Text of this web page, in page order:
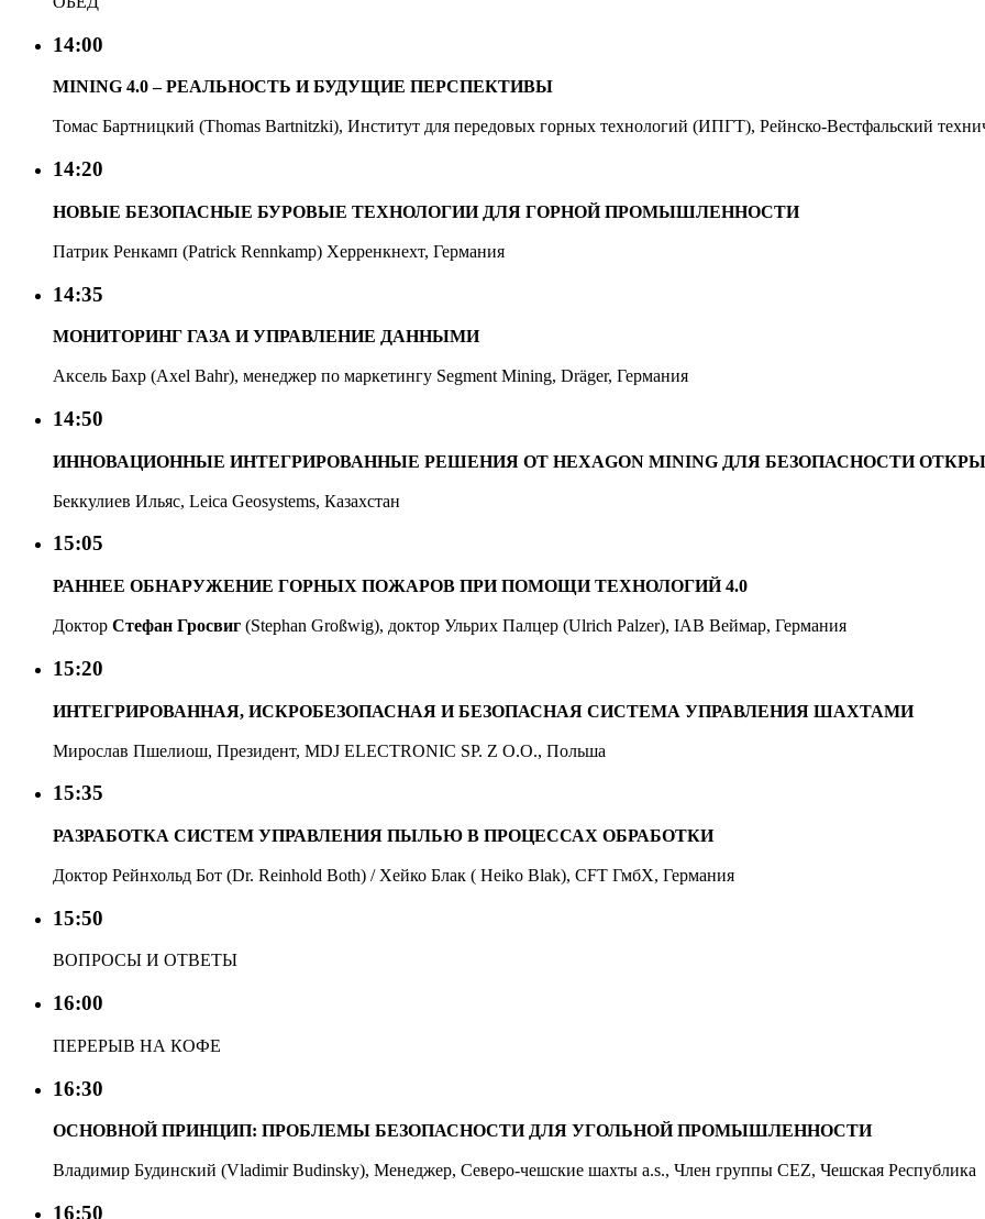
14:00
MINING 4.0 – РЕАЛЬНОСТЬ И БУДУЩИЕ ПЕРСПЕКТИВЫ
Томас Бартницкий (Thomas Bartnitzki), Институт для передовых горных технологий (ИПГТ), Рейнско-Вестфальский
14:20
НОВЫЕ БЕЗОПАСНЫЕ БУРОВЫЕ ТЕХНОЛОГИИ ДЛЯ ГОРНОЙ ПРОМЫШЛЕННОСТИ
Патрик Ренкамп (Patrick Rennkamp) Херренкнехт, Германия
14:35
МОНИТОРИНГ ГАЗА И УПРАВЛЕНИЕ ДАННЫМИ
Аксель Бахр (Axel Bahr), менеджер по маркетингу Segment Mining, Dräger, Германия
14:50
ИННОВАЦИОННЫЕ ИНТЕГРИРОВАННЫЕ РЕШЕНИЯ ОТ HEXAGON MINING ДЛЯ БЕЗОПАСНОСТИ
Беккулиев Ильяс, Leica Geosystems, Казахстан
15:05
РАННЕЕ ОБНАРУЖЕНИЕ ГОРНЫХ ПОЖАРОВ ПРИ ПОМОЩИ ТЕХНОЛОГИЙ 4.0
Доктор Стефан Гросвиг (Stephan Großwig), доктор Ульрих Палцер (Ulrich Palzer), IAB Веймар, Германия
15:20
ИНТЕГРИРОВАННАЯ, ИСКРОБЕЗОПАСНАЯ И БЕЗОПАСНАЯ СИСТЕМА УПРАВЛЕНИЯ ШАХТАМИ
Мирослав Пшелиош, Президент, MDJ ELECTRONIC SP. Z O.O., Польша
15:35
РАЗРАБОТКА СИСТЕМ УПРАВЛЕНИЯ ПЫЛЬЮ В ПРОЦЕССАХ ОБРАБОТКИ
Доктор Рейнхольд Бот (Dr. Reinhold Both) / Хейко Блак ( Heiko Blak), CFT ГмбХ, Германия
15:50
ВОПРОСЫ И ОТВЕТЫ
16:00
ПЕРЕРЫВ НА КОФЕ
16:30
ОСНОВНОЙ ПРИНЦИП: ПРОБЛЕМЫ БЕЗОПАСНОСТИ ДЛЯ УГОЛЬНОЙ ПРОМЫШЛЕННОСТИ
Владимир Будинский (Vladimir Budinsky), Менеджер, Северо-чешские шахты a.s., Член группы CEZ, Чешская Республика
16:50